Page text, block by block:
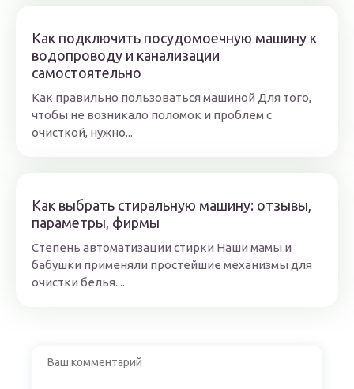
Как подключить посудомоечную машину к
водопроводу и канализации
самостоятельно
Как правильно пользоваться машиной Для того,
чтобы не возникало поломок и проблем с
очисткой, нужно...
Как выбрать стиральную машину: отзывы,
параметры, фирмы
Степень автоматизации стирки Наши мамы и
бабушки применяли простейшие механизмы для
очистки белья....